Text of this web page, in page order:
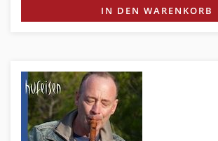
IN DEN WARENKORB